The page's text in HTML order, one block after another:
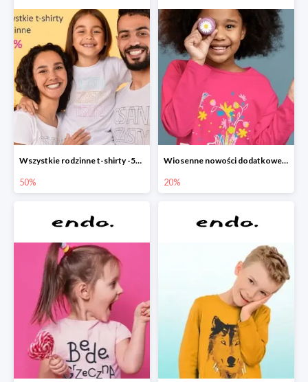
Wszystkie rodzinne t-shirty -50%
50%
Wiosenne nowości dodatkowe -20%
20%